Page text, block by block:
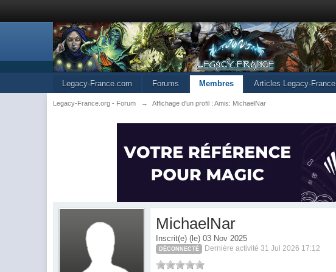
Legacy-France.com Forums Membres Articles Legacy-France
Legacy-France.org - Forum → Affichage d'un profil : Amis: MichaelNar
MichaelNar
Inscrit(e) (le) 03 Nov 2025
DÉCONNECTÉ Dernière activité 31 Jul 2026 17:12